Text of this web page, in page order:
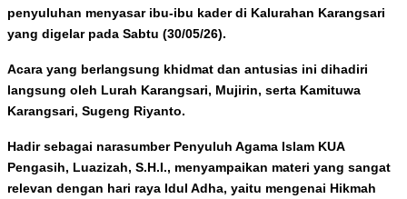
penyuluhan menyasar ibu-ibu kader di Kalurahan Karangsari
yang digelar pada Sabtu (30/05/26).
Acara yang berlangsung khidmat dan antusias ini dihadiri
langsung oleh Lurah Karangsari, Mujirin, serta Kamituwa
Karangsari, Sugeng Riyanto.
Hadir sebagai narasumber Penyuluh Agama Islam KUA
Pengasih, Luazizah, S.H.I., menyampaikan materi yang sangat
relevan dengan hari raya Idul Adha, yaitu mengenai Hikmah